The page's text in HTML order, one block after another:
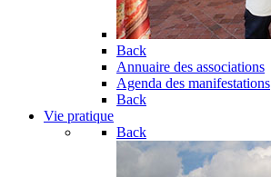
Back
Annuaire des associations
Agenda des manifestations
Back
Vie pratique
Back